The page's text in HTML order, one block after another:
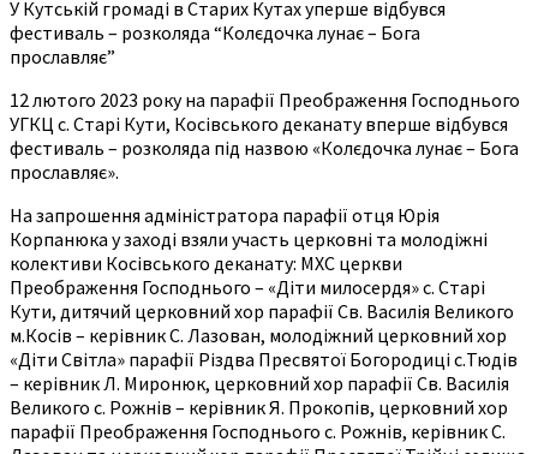
У Кутській громаді в Старих Кутах уперше відбувся
фестиваль – розколяда “Колєдочка лунає – Бога
прославляє”
12 лютого 2023 року на парафії Преображення Господнього
УГКЦ с. Старі Кути, Косівського деканату вперше відбувся
фестиваль – розколяда під назвою «Колєдочка лунає – Бога
прославляє».
На запрошення адміністратора парафії отця Юрія
Корпанюка у заході взяли участь церковні та молодіжні
колективи Косівського деканату: МХС церкви
Преображення Господнього – «Діти милосердя» с. Старі
Кути, дитячий церковний хор парафії Св. Василія Великого
м.Косів – керівник С. Лазован, молодіжний церковний хор
«Діти Світла» парафії Різдва Пресвятої Богородиці с.Тюдів
– керівник Л. Миронюк, церковний хор парафії Св. Василія
Великого с. Рожнів – керівник Я. Прокопів, церковний хор
парафії Преображення Господнього с. Рожнів, керівник С.